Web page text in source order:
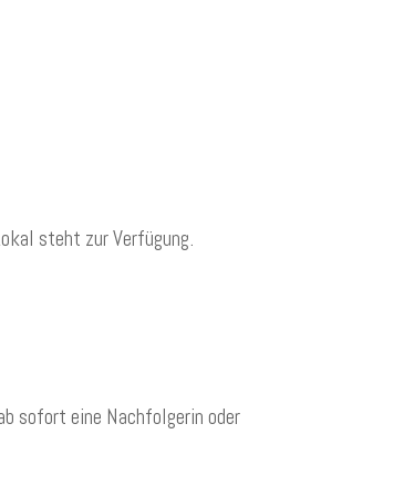
steht zur Verfügung.
sofort eine Nachfolgerin oder